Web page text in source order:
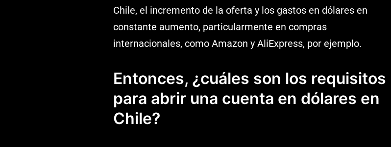
Chile, el incremento de la oferta y los gastos en dólares en
constante aumento, particularmente en compras
internacionales, como Amazon y AliExpress, por ejemplo.
Entonces, ¿cuáles son los requisitos
para abrir una cuenta en dólares en
Chile?